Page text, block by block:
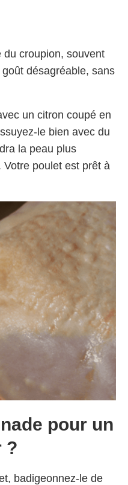
du croupion, souvent
désagréable, sans
un citron coupé en
le bien avec du
la peau plus
poulet est prêt à
pour un
?
badigeonnez-le de